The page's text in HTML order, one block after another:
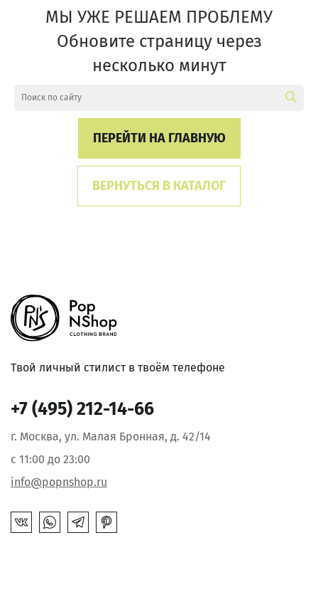
МЫ УЖЕ РЕШАЕМ ПРОБЛЕМУ
Обновите страницу через
несколько минут
ПЕРЕЙТИ НА ГЛАВНУЮ
ВЕРНУТЬСЯ В КАТАЛОГ
Твой личный стилист в твоём телефоне
+7 (495) 212-14-66
г. Москва, ул. Малая Бронная, д. 42/14
с 11:00 до 23:00
info@popnshop.ru